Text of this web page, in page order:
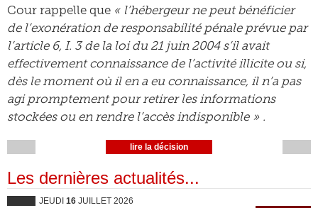
Cour rappelle que « l’hébergeur ne peut bénéficier
de l’exonération de responsabilité pénale prévue par
l’article 6, I. 3 de la loi du 21 juin 2004 s’il avait
effectivement connaissance de l’activité illicite ou si,
dès le moment où il en a eu connaissance, il n’a pas
agi promptement pour retirer les informations
stockées ou en rendre l’accès indisponible » .
lire la décision
Les dernières actualités...
JEUDI 16 JUILLET 2026